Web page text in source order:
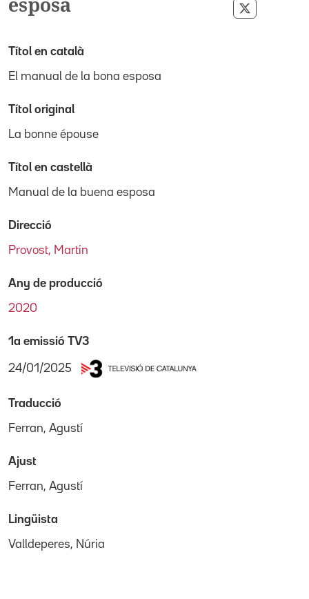
Compartir
Títol en català
El manual de la bona esposa
Títol original
La bonne épouse
Títol en castellà
Manual de la buena esposa
Direcció
Provost, Martin
Any de producció
2020
1a emissió TV3
24/01/2025
Traducció
Ferran, Agustí
Ajust
Ferran, Agustí
Lingüista
Valldeperes, Núria